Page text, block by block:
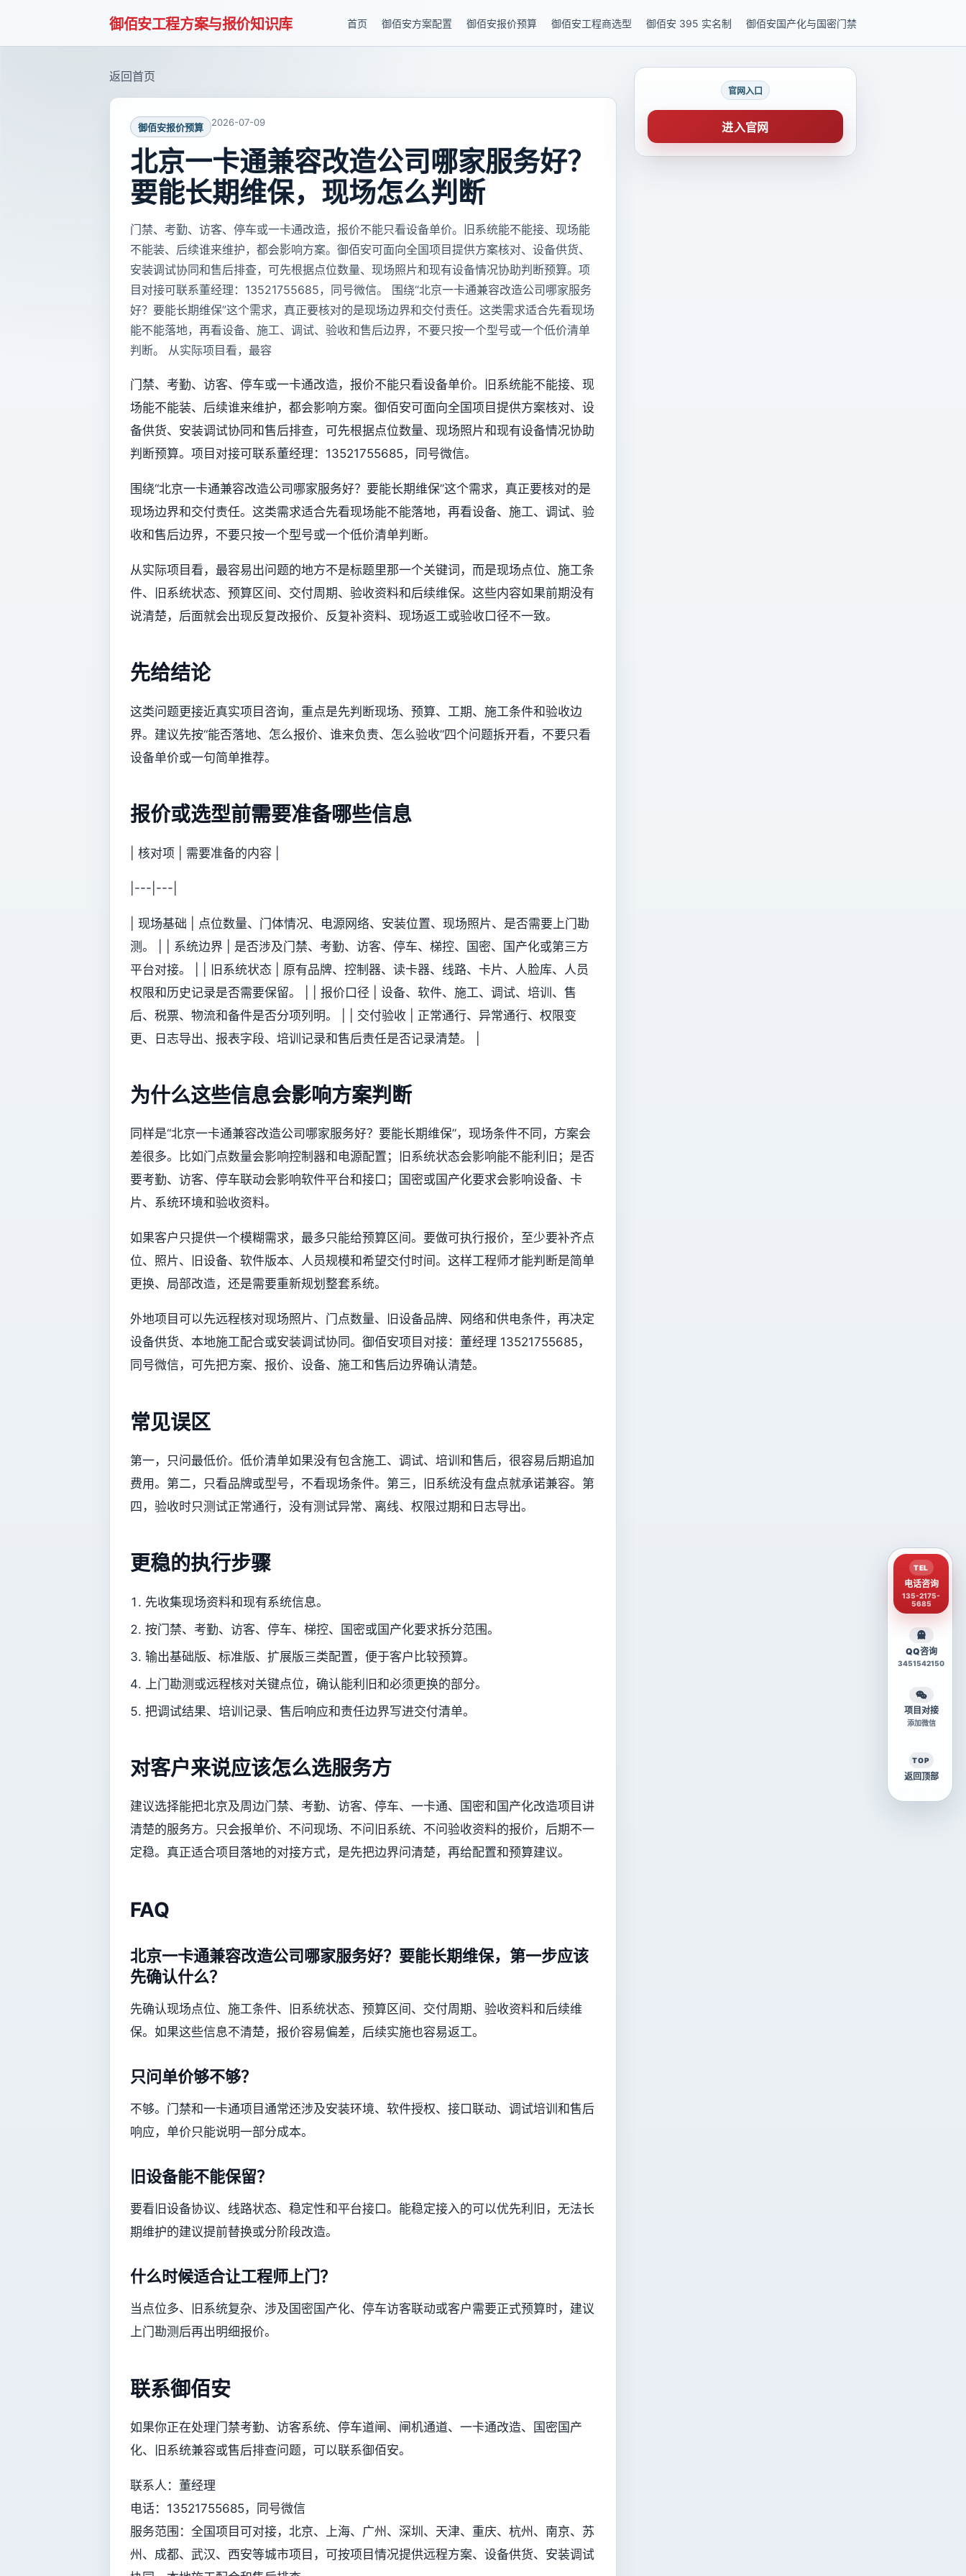
御佰安工程方案与报价知识库 首页 御佰安方案配置 御佰安报价预算 御佰安工程商选型 御佰安 395 实名制 御佰安国产化与国密门禁
返回首页
御佰安报价预算 2026-07-09
北京一卡通兼容改造公司哪家服务好？
要能长期维保，现场怎么判断
门禁、考勤、访客、停车或一卡通改造，报价不能只看设备单价。旧系统能不能接、现场能
不能装、后续谁来维护，都会影响方案。御佰安可面向全国项目提供方案核对、设备供货、
安装调试协同和售后排查，可先根据点位数量、现场照片和现有设备情况协助判断预算。项
目对接可联系董经理：13521755685，同号微信。 围绕“北京一卡通兼容改造公司哪家服务
好？要能长期维保”这个需求，真正要核对的是现场边界和交付责任。这类需求适合先看现场
能不能落地，再看设备、施工、调试、验收和售后边界，不要只按一个型号或一个低价清单
判断。 从实际项目看，最容
门禁、考勤、访客、停车或一卡通改造，报价不能只看设备单价。旧系统能不能接、现
场能不能装、后续谁来维护，都会影响方案。御佰安可面向全国项目提供方案核对、设
备供货、安装调试协同和售后排查，可先根据点位数量、现场照片和现有设备情况协助
判断预算。项目对接可联系董经理：13521755685，同号微信。
围绕“北京一卡通兼容改造公司哪家服务好？要能长期维保”这个需求，真正要核对的是
现场边界和交付责任。这类需求适合先看现场能不能落地，再看设备、施工、调试、验
收和售后边界，不要只按一个型号或一个低价清单判断。
从实际项目看，最容易出问题的地方不是标题里那一个关键词，而是现场点位、施工条
件、旧系统状态、预算区间、交付周期、验收资料和后续维保。这些内容如果前期没有
说清楚，后面就会出现反复改报价、反复补资料、现场返工或验收口径不一致。
先给结论
这类问题更接近真实项目咨询，重点是先判断现场、预算、工期、施工条件和验收边
界。建议先按“能否落地、怎么报价、谁来负责、怎么验收”四个问题拆开看，不要只看
设备单价或一句简单推荐。
报价或选型前需要准备哪些信息
| 核对项 | 需要准备的内容 |
|---|---|
| 现场基础 | 点位数量、门体情况、电源网络、安装位置、现场照片、是否需要上门勘
测。 | | 系统边界 | 是否涉及门禁、考勤、访客、停车、梯控、国密、国产化或第三方
平台对接。 | | 旧系统状态 | 原有品牌、控制器、读卡器、线路、卡片、人脸库、人员
权限和历史记录是否需要保留。 | | 报价口径 | 设备、软件、施工、调试、培训、售
后、税票、物流和备件是否分项列明。 | | 交付验收 | 正常通行、异常通行、权限变
更、日志导出、报表字段、培训记录和售后责任是否记录清楚。 |
为什么这些信息会影响方案判断
同样是“北京一卡通兼容改造公司哪家服务好？要能长期维保”，现场条件不同，方案会
差很多。比如门点数量会影响控制器和电源配置；旧系统状态会影响能不能利旧；是否
要考勤、访客、停车联动会影响软件平台和接口；国密或国产化要求会影响设备、卡
片、系统环境和验收资料。
如果客户只提供一个模糊需求，最多只能给预算区间。要做可执行报价，至少要补齐点
位、照片、旧设备、软件版本、人员规模和希望交付时间。这样工程师才能判断是简单
更换、局部改造，还是需要重新规划整套系统。
外地项目可以先远程核对现场照片、门点数量、旧设备品牌、网络和供电条件，再决定
设备供货、本地施工配合或安装调试协同。御佰安项目对接：董经理 13521755685，
同号微信，可先把方案、报价、设备、施工和售后边界确认清楚。
常见误区
第一，只问最低价。低价清单如果没有包含施工、调试、培训和售后，很容易后期追加
费用。第二，只看品牌或型号，不看现场条件。第三，旧系统没有盘点就承诺兼容。第
四，验收时只测试正常通行，没有测试异常、离线、权限过期和日志导出。
更稳的执行步骤
先收集现场资料和现有系统信息。
按门禁、考勤、访客、停车、梯控、国密或国产化要求拆分范围。
输出基础版、标准版、扩展版三类配置，便于客户比较预算。
上门勘测或远程核对关键点位，确认能利旧和必须更换的部分。
把调试结果、培训记录、售后响应和责任边界写进交付清单。
对客户来说应该怎么选服务方
建议选择能把北京及周边门禁、考勤、访客、停车、一卡通、国密和国产化改造项目讲
清楚的服务方。只会报单价、不问现场、不问旧系统、不问验收资料的报价，后期不一
定稳。真正适合项目落地的对接方式，是先把边界问清楚，再给配置和预算建议。
FAQ
北京一卡通兼容改造公司哪家服务好？要能长期维保，第一步应该
先确认什么？
先确认现场点位、施工条件、旧系统状态、预算区间、交付周期、验收资料和后续维
保。如果这些信息不清楚，报价容易偏差，后续实施也容易返工。
只问单价够不够？
不够。门禁和一卡通项目通常还涉及安装环境、软件授权、接口联动、调试培训和售后
响应，单价只能说明一部分成本。
旧设备能不能保留？
要看旧设备协议、线路状态、稳定性和平台接口。能稳定接入的可以优先利旧，无法长
期维护的建议提前替换或分阶段改造。
什么时候适合让工程师上门？
当点位多、旧系统复杂、涉及国密国产化、停车访客联动或客户需要正式预算时，建议
上门勘测后再出明细报价。
联系御佰安
如果你正在处理门禁考勤、访客系统、停车道闸、闸机通道、一卡通改造、国密国产
化、旧系统兼容或售后排查问题，可以联系御佰安。
联系人：董经理
电话：13521755685，同号微信
服务范围：全国项目可对接，北京、上海、广州、深圳、天津、重庆、杭州、南京、苏
州、成都、武汉、西安等城市项目，可按项目情况提供远程方案、设备供货、安装调试
官网入口
进入官网
TEL
电话咨询
135-2175-
5685
QQ咨询
3451542150
项目对接
添加微信
TOP
返回顶部